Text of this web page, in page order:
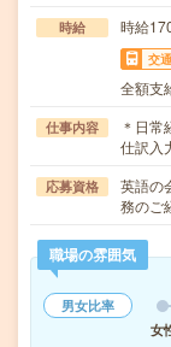
時給 時給
交
全額支
仕事内容
＊日常
仕訳入
応募資格
英語
務のご
職場の雰囲気
男女比率
女